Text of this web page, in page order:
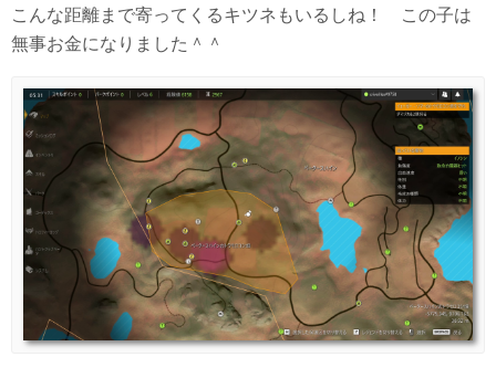
こんな距離まで寄ってくるキツネもいるしね！ この子は
無事お金になりました＾＾